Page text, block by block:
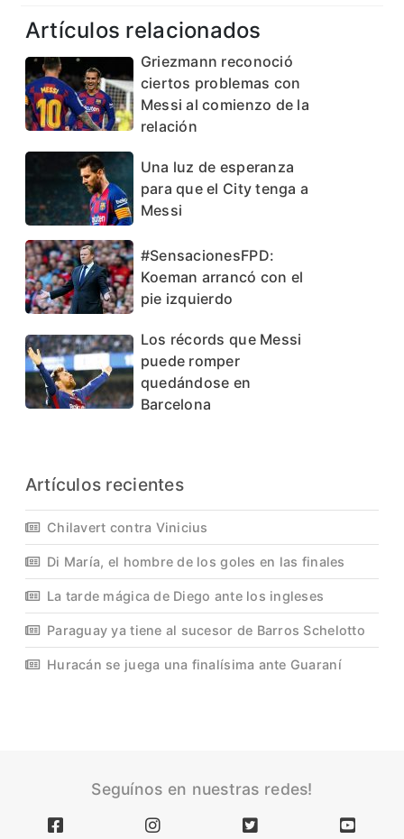
Artículos relacionados
Griezmann reconoció
ciertos problemas con
Messi al comienzo de la
relación
Una luz de esperanza
para que el City tenga a
Messi
#SensacionesFPD:
Koeman arrancó con el
pie izquierdo
Los récords que Messi
puede romper
quedándose en
Barcelona
Artículos recientes
Chilavert contra Vinicius
Di María, el hombre de los goles en las finales
La tarde mágica de Diego ante los ingleses
Paraguay ya tiene al sucesor de Barros Schelotto
Huracán se juega una finalísima ante Guaraní
Seguínos en nuestras redes!